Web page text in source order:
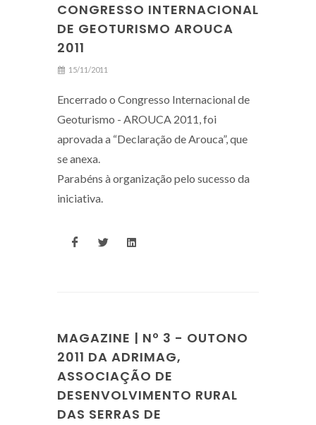
CONGRESSO INTERNACIONAL
DE GEOTURISMO AROUCA
2011
15/11/2011
Encerrado o Congresso Internacional de
Geoturismo - AROUCA 2011, foi
aprovada a “Declaração de Arouca”, que
se anexa.
Parabéns à organização pelo sucesso da
iniciativa.
MAGAZINE | Nº 3 - OUTONO
2011 DA ADRIMAG,
ASSOCIAÇÃO DE
DESENVOLVIMENTO RURAL
DAS SERRAS DE